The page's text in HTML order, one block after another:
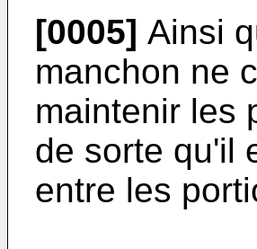
[0005] Ainsi
manchon ne
maintenir les
de sorte qu'il
entre les